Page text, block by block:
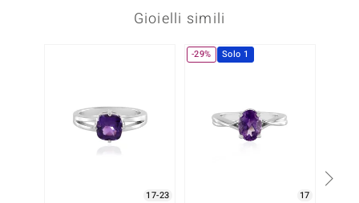
Gioielli simili
17-23
-29% Solo 1
17